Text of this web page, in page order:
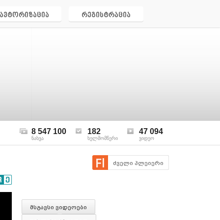
ავტორიზაცია რეგისტრაცია
8 547 100
ნახვა
182
ხელმომწერი
47 094
ვიდეო
ძველი პლეიერი
მსგავსი ვიდეოები